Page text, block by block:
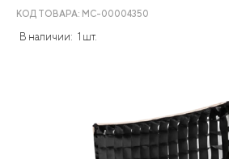
КОД ТОВАРА: МС-00004350
В наличии: 1 шт.